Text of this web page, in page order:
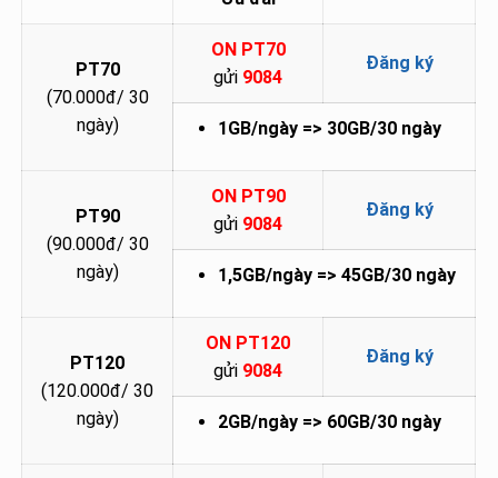
PT70
(70.000đ/ 30
ngày)
ON PT70
gửi 9084
Đăng ký
1GB/ngày => 30GB/30 ngày
PT90
(90.000đ/ 30
ngày)
ON PT90
gửi 9084
Đăng ký
1,5GB/ngày => 45GB/30 ngày
PT120
(120.000đ/ 30
ngày)
ON PT120
gửi 9084
Đăng ký
2GB/ngày => 60GB/30 ngày